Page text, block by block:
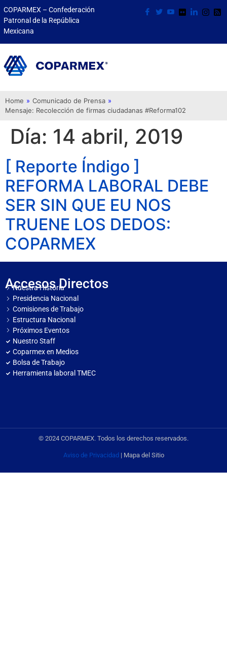
COPARMEX – Confederación
Patronal de la República
Mexicana
Home » Comunicado de Prensa »
Mensaje: Recolección de firmas ciudadanas #Reforma102
Día: 14 abril, 2019
[ Reporte Índigo ]
REFORMA LABORAL DEBE
SER SIN QUE EU NOS
TRUENE LOS DEDOS:
COPARMEX
Accesos Directos
Nuestra Historia
Presidencia Nacional
Comisiones de Trabajo
Estructura Nacional
Próximos Eventos
Nuestro Staff
Coparmex en Medios
Bolsa de Trabajo
Herramienta laboral TMEC
© 2024 COPARMEX. Todos los derechos reservados.
Aviso de Privacidad | Mapa del Sitio